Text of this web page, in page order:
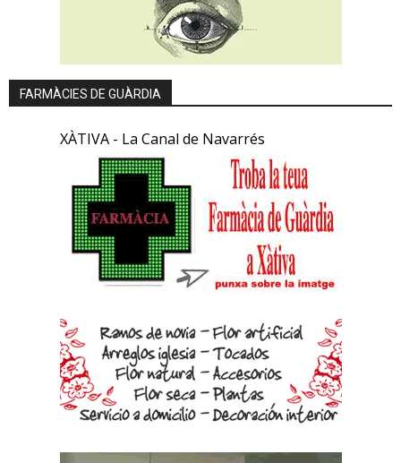
FARMÀCIES DE GUÀRDIA
XÀTIVA - La Canal de Navarrés